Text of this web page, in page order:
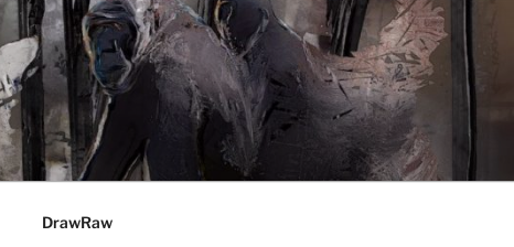
DrawRaw